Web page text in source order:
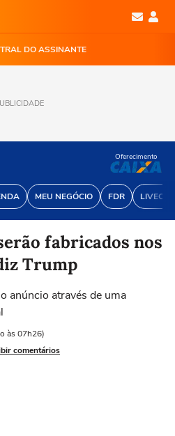
DO ASSINANTE
MEU NEGÓCIO FDR
Oferecimento
fabricados nos
Trump
anúncio através de uma
às 07h26)
comentários